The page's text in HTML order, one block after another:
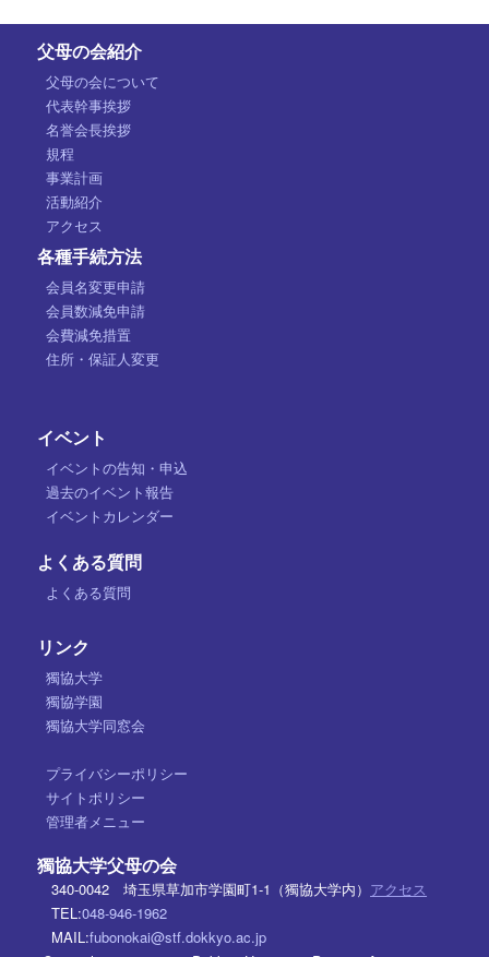
父母の会紹介
父母の会について
代表幹事挨拶
名誉会長挨拶
規程
事業計画
活動紹介
アクセス
各種手続方法
会員名変更申請
会員数減免申請
会費減免措置
住所・保証人変更
イベント
イベントの告知・申込
過去のイベント報告
イベントカレンダー
よくある質問
よくある質問
リンク
獨協大学
獨協学園
獨協大学同窓会
プライバシーポリシー
サイトポリシー
管理者メニュー
獨協大学父母の会
340-0042 埼玉県草加市学園町1-1（獨協大学内） アクセス
TEL:048-946-1962
MAIL:fubonokai@stf.dokkyo.ac.jp